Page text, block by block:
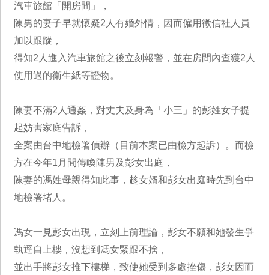
汽車旅館「開房間」，
陳男的妻子早就懷疑2人有婚外情，因而僱用徵信社人員
加以跟蹤，
得知2人進入汽車旅館之後立刻報警，並在房間內查獲2人
使用過的衛生紙等證物。
陳妻不滿2人通姦，對丈夫及身為「小三」的彭姓女子提
起妨害家庭告訴，
全案由台中地檢署偵辦（目前本案已由檢方起訴）。而檢
方在今年1月間傳喚陳男及彭女出庭，
陳妻的馮姓母親得知此事，趁女婿和彭女出庭時先到台中
地檢署堵人。
馮女一見彭女出現，立刻上前理論，彭女不願和她發生爭
執逕自上樓，沒想到馮女緊跟不捨，
並出手將彭女推下樓梯，致使她受到多處挫傷，彭女因而